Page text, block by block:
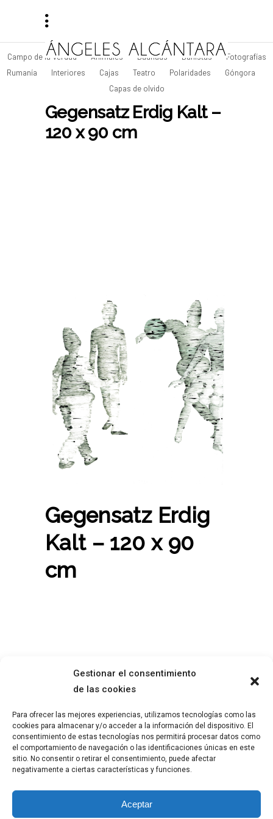
Gestionar el consentimiento
de las cookies
Para ofrecer las mejores experiencias, utilizamos tecnologías como las
cookies para almacenar y/o acceder a la información del dispositivo. El
consentimiento de estas tecnologías nos permitirá procesar datos como
el comportamiento de navegación o las identificaciones únicas en este
sitio. No consentir o retirar el consentimiento, puede afectar
negativamente a ciertas características y funciones.
Aceptar
Campo de la Verdad Animales Bauhaus Bañistas
Fotografías
Rumanía
Interiores Cajas Teatro Polaridades
Góngora
Capas de olvido
Gegensatz Erdig Kalt –
120 x 90 cm
Gegensatz Erdig
Kalt – 120 x 90
cm
ABOUT ME
LEGAL ADVISE
WORK
PRIVACY POLICY
BLOG
COOKIE POLICY
Ángeles Alcántara, All right reserved.